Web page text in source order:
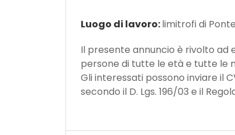
Luogo di lavoro:limitrofi di
Il presente annuncio è rivolto ad
persone di tutte le età e tutte le
Gli interessati possono inviare il
secondo il D. Lgs. 196/03 e il